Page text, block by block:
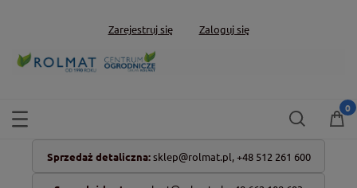
Zarejestruj się Zaloguj się
Sprzedaż detaliczna: sklep@rolmat.pl, +48 512 261 600